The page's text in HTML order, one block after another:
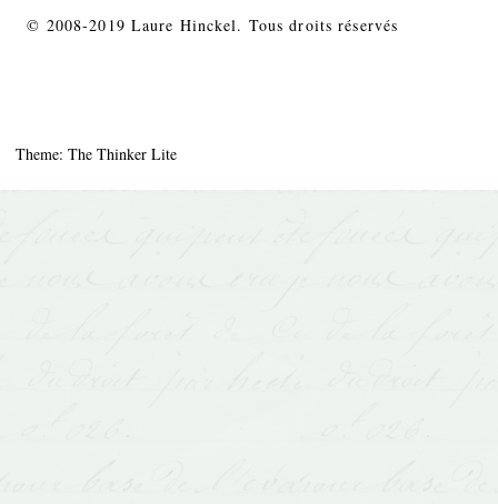
© 2008-2019 Laure Hinckel. Tous droits réservés
Theme: The Thinker Lite